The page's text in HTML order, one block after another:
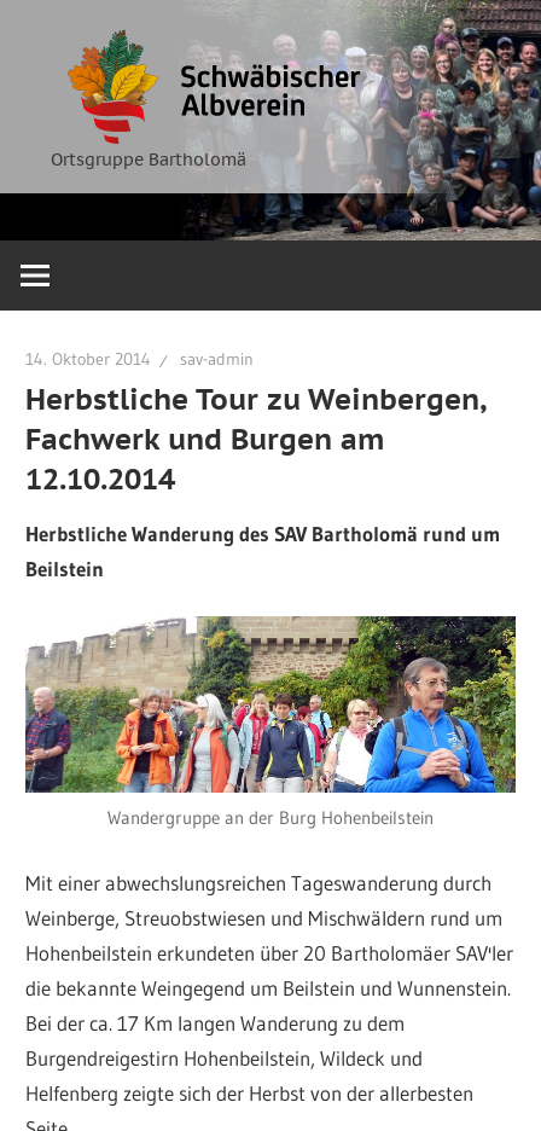
springen
Ortsgruppe Bartholomä
Albverein
Ortsgruppe
Bartholomä
14. Oktober 2014 sav-admin
Herbstliche Tour zu Weinbergen,
Fachwerk und Burgen am
12.10.2014
Herbstliche Wanderung des SAV Bartholomä rund um
Beilstein
Wandergruppe an der Burg Hohenbeilstein
Mit einer abwechslungsreichen Tageswanderung durch
Weinberge, Streuobstwiesen und Mischwäldern rund um
Hohenbeilstein erkundeten über 20 Bartholomäer SAV'ler
die bekannte Weingegend um Beilstein und Wunnenstein.
Bei der ca. 17 Km langen Wanderung zu dem
Burgendreigestirn Hohenbeilstein, Wildeck und
Helfenberg zeigte sich der Herbst von der allerbesten